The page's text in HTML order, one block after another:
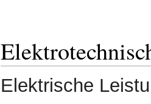
Elektrische